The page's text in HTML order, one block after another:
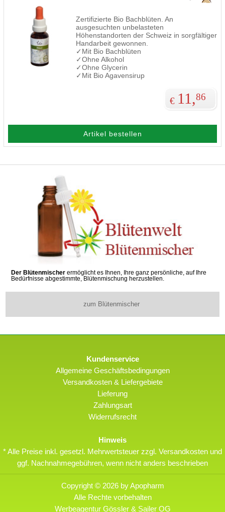
Zertifizierte Bio Bachblüten. An
ausgesuchten unbelasteten
Höhenstandorten der Schweiz in sorgfältiger
Handarbeit gewonnen.
✓Mit Bio Bachblüten
✓Ohne Alkohol
✓Ohne Glycerin
✓Mit Bio Agavensirup
€ 11,86
Artikel bestellen
Der Blütenmischer ermöglicht es Ihnen, Ihre ganz persönliche, auf Ihre
Bedürfnisse abgestimmte, Blütenmischung herzustellen.
zum Blütenmischer
Kundenservice
Allgemeine Geschäftsbedingungen
Versandkosten & Liefergebiete
Lieferung
Zahlungsart
Widerrufsrecht
Hinweis
* Alle Preise inkl. gesetzl. Mehrwertsteuer zzgl. Versandkosten und
ggf. Nachnahmegebühren, wenn nicht anders beschrieben
Copyright © 2026 by Apopharm
Alle Rechte vorbehalten
Werbeagentur Gössler & Sailer OG